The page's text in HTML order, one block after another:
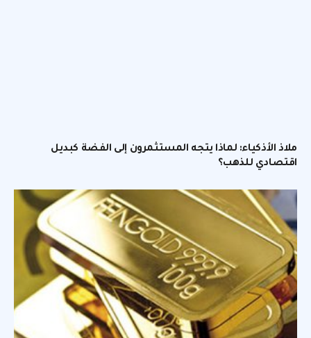
ملاذ الأذكياء: لماذا يتجه المستثمرون إلى الفضة كبديل
اقتصادي للذهب؟